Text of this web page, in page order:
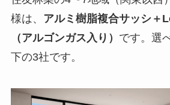
様は、 アルミ樹脂複合サッシ＋
（アルゴンガス入り） です。選
下の3社です。